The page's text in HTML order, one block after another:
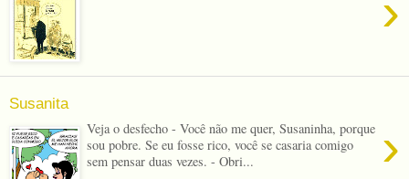
Susanita
›
Veja o desfecho - Você não me quer, Susaninha, porque
sou pobre. Se eu fosse rico, você se casaria comigo
sem pensar duas vezes. - Obri...